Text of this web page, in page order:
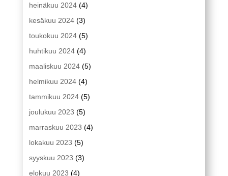
heinäkuu 2024(4)
kesäkuu 2024(3)
toukokuu 2024(5)
huhtikuu 2024(4)
maaliskuu 2024(5)
helmikuu 2024(4)
tammikuu 2024(5)
joulukuu 2023 (5)
marraskuu 2023 (4)
lokakuu 2023 (5)
syyskuu 2023 (3)
elokuu 2023 (4)